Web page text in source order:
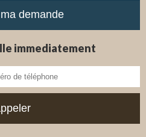
immediatement